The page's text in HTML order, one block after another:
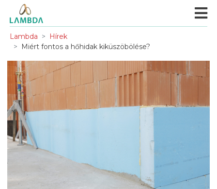
Lambda
Hírek
Miért fontos a hőhidak kiküszöbölése?